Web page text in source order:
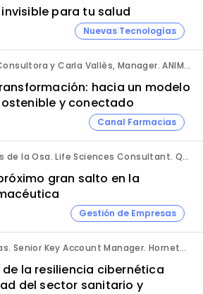
invisible para tu salud
Nuevas Tecnologías
Silvia Blanco, Consultora y Carla Vallès, Manager. ANIMA.
hacia un modelo
y conectado
Canal Farmacias
Héctor Fuentes de la Osa. Life Sciences Consultant. QbD Group.
gran salto en la
Gestión de Empresas
Eduardo Encinas. Senior Key Account Manager. Hornetsecurity en Iberia.
la resiliencia cibernética
del sector sanitario y